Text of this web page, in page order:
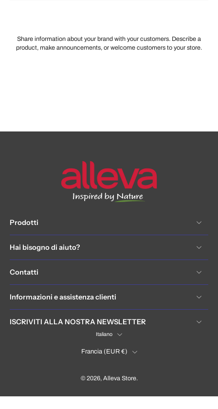
Share information about your brand with your customers. Describe a
product, make announcements, or welcome customers to your store.
Prodotti
Hai bisogno di aiuto?
Contatti
Informazioni e assistenza clienti
ISCRIVITI ALLA NOSTRA NEWSLETTER
Italiano
Francia ‎(EUR €)‎
© 2026, Alleva Store.